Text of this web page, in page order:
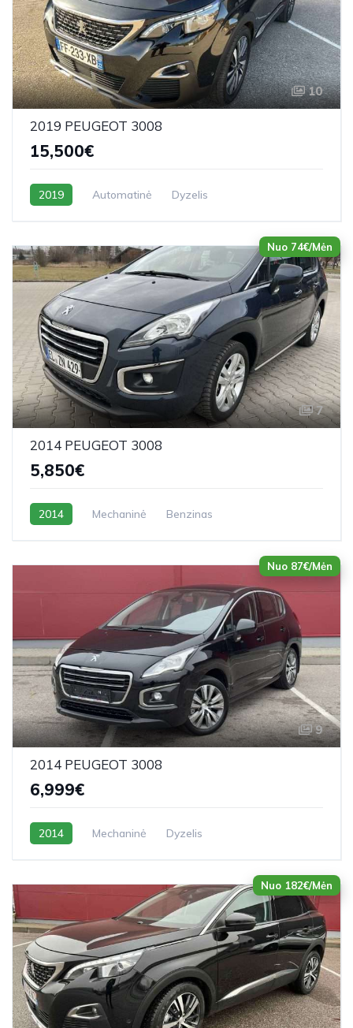
10
2019 PEUGEOT 3008
15,500€
2019 Automatinė Dyzelis
Nuo 74€/Mėn
7
2014 PEUGEOT 3008
5,850€
2014 Mechaninė Benzinas
Nuo 87€/Mėn
9
2014 PEUGEOT 3008
6,999€
2014 Mechaninė Dyzelis
Nuo 182€/Mėn